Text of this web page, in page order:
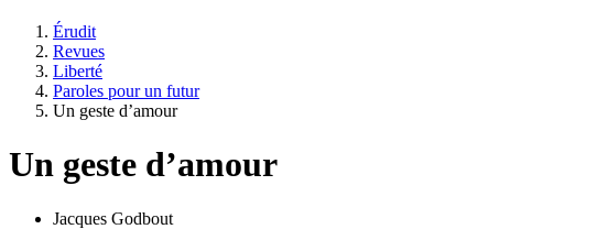
Érudit
Revues
Liberté
Paroles pour un futur
Un geste d’amour
Un geste d’amour
Jacques Godbout